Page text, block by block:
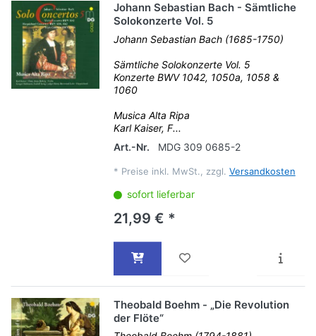
Johann Sebastian Bach - Sämtliche
Solokonzerte Vol. 5
Johann Sebastian Bach (1685-1750)
Sämtliche Solokonzerte Vol. 5
Konzerte BWV 1042, 1050a, 1058 &
1060
Musica Alta Ripa
Karl Kaiser, F...
Art.-Nr.
MDG 309 0685-2
* Preise inkl. MwSt., zzgl. Versandkosten
sofort lieferbar
21,99 € *
Theobald Boehm - „Die Revolution
der Flöte“